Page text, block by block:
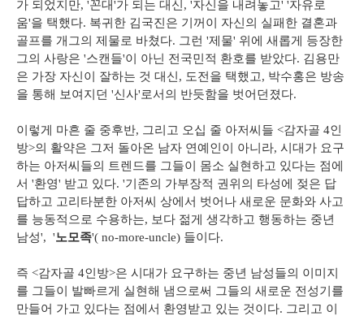
가 되었지만, '꼰대'가 되는 대신, '자신을 내려놓고' '자유로
움'을 택했다. 복귀한 김국진은 기꺼이 자신의 실패한 결혼과
골프를 개그의 제물로 바쳤다. 그런 '제물' 위에 새롭게 등장한
그의 사랑은 '스캔들'이 아닌 전국민적 환호를 받았다. 김용만
은 가장 자신이 잘하는 것 대신, 도전을 택했고, 박수홍은 방송
을 통해 보여지던 '신사'로서의 반듯함을 벗어던졌다.
이렇게 마흔 줄 중후반, 그리고 오십 줄 아저씨들 <감자골 4인
방>의 활약은 그저 돌아온 남자 연예인이 아니라, 시대가 요구
하는 아저씨들의 트렌드를 그들이 몸소 실현하고 있다는 점에
서 '환영' 받고 있다. '기존의 가부장적 권위의 타성에 젖은 답
답하고 고리타분한 아저씨 상에서 벗어나 새로운 문화와 사고
를 능동적으로 수용하는, 보다 젊게 생각하고 행동하는 중년
남성', '노모족'( no-more-uncle) 들이다.
즉 <감자골 4인방>은 시대가 요구하는 중년 남성들의 이미지
를 그들이 발빠르게 실현해 냄으로써 그들의 새로운 전성기를
만들어 가고 있다는 점에서 환영받고 있는 것이다. 그리고 이